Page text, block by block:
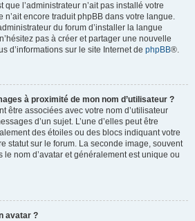
l’administrateur n’ait pas installé votre
n’ait encore traduit phpBB dans votre langue.
du forum d’installer la langue
pas à créer et partager une nouvelle
d’informations sur le site Internet de phpBB®.
à proximité de mon nom d’utilisateur ?
être associées avec votre nom d’utilisateur
d’un sujet. L’une d’elles peut être
des étoiles ou des blocs indiquant votre
statut sur le forum. La seconde image, souvent
nom d’avatar et généralement est unique ou
avatar ?